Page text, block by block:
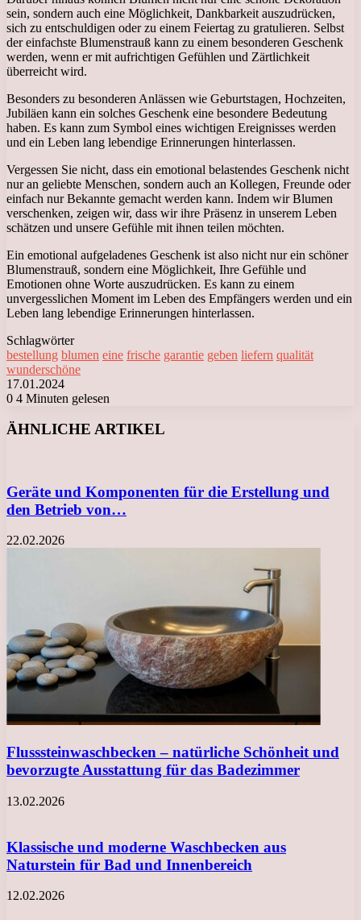
sein, sondern auch eine Möglichkeit, Dankbarkeit auszudrücken,
sich zu entschuldigen oder zu einem Feiertag zu gratulieren. Selbst
der einfachste Blumenstrauß kann zu einem besonderen Geschenk
werden, wenn er mit aufrichtigen Gefühlen und Zärtlichkeit
überreicht wird.
Besonders zu besonderen Anlässen wie Geburtstagen, Hochzeiten,
Jubiläen kann ein solches Geschenk eine besondere Bedeutung
haben. Es kann zum Symbol eines wichtigen Ereignisses werden
und ein Leben lang lebendige Erinnerungen hinterlassen.
Vergessen Sie nicht, dass ein emotional belastendes Geschenk nicht
nur an geliebte Menschen, sondern auch an Kollegen, Freunde oder
einfach nur Bekannte gemacht werden kann. Indem wir Blumen
verschenken, zeigen wir, dass wir ihre Präsenz in unserem Leben
schätzen und unsere Gefühle mit ihnen teilen möchten.
Ein emotional aufgeladenes Geschenk ist also nicht nur ein schöner
Blumenstrauß, sondern eine Möglichkeit, Ihre Gefühle und
Emotionen ohne Worte auszudrücken. Es kann zu einem
unvergesslichen Moment im Leben des Empfängers werden und ein
Leben lang lebendige Erinnerungen hinterlassen.
Schlagwörter
bestellung blumen eine frische garantie geben liefern qualität
wunderschöne
17.01.2024
0 4 Minuten gelesen
ÄHNLICHE ARTIKEL
Geräte und Komponenten für die Erstellung und
den Betrieb von…
22.02.2026
Flusssteinwaschbecken – natürliche Schönheit und
bevorzugte Ausstattung für das Badezimmer
13.02.2026
Klassische und moderne Waschbecken aus
Naturstein für Bad und Innenbereich
12.02.2026